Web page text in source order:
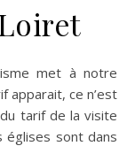
apparait, ce n’est
tarif de la visite
églises sont dans